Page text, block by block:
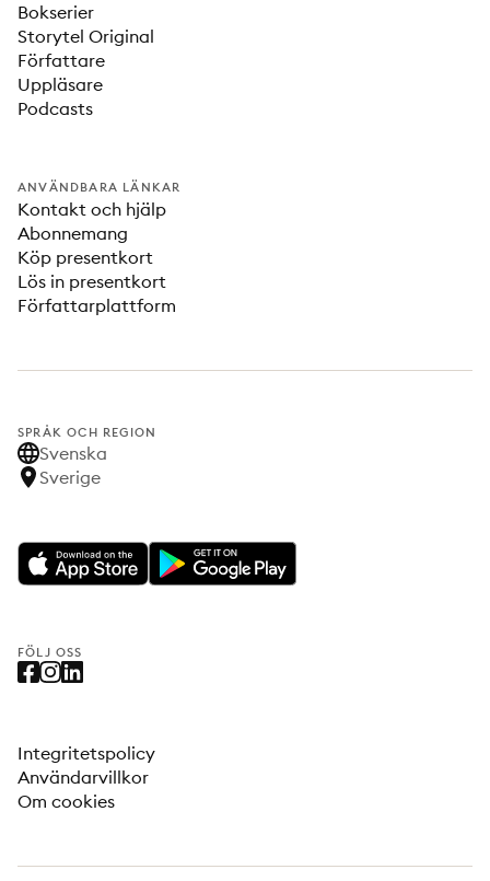
Bokserier
Storytel Original
Författare
Uppläsare
Podcasts
ANVÄNDBARA LÄNKAR
Kontakt och hjälp
Abonnemang
Köp presentkort
Lös in presentkort
Författarplattform
SPRÅK OCH REGION
Svenska
Sverige
FÖLJ OSS
Integritetspolicy
Användarvillkor
Om cookies